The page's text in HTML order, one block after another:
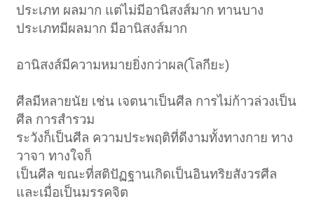
ประเภท ผลมาก แต่ไม่มีอานิสงส์มาก ทานบาง
ประเภทมีผลมาก มีอานิสงส์มาก
อานิสงส์มีความหมายยิ่งกว่าผล(โลกียะ)
ศีลมีหลายนัย เช่น เจตนาเป็นศีล การไม่ก้าวล่วงเป็น
ศีล การสำรวม
ระวังก็เป็นศีล ความประพฤติที่ดีงามทั้งทางกาย ทาง
วาจา ทางใจก็
เป็นศีล ขณะที่สติปัฏฐานเกิดเป็นอินทริยสังวรศีล
และเมื่อเป็นมรรคจิต